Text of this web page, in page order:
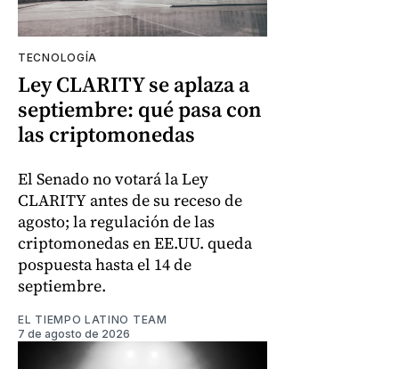
TECNOLOGÍA
Ley CLARITY se aplaza a
septiembre: qué pasa con
las criptomonedas
El Senado no votará la Ley
CLARITY antes de su receso de
agosto; la regulación de las
criptomonedas en EE.UU. queda
pospuesta hasta el 14 de
septiembre.
EL TIEMPO LATINO TEAM
7 de agosto de 2026